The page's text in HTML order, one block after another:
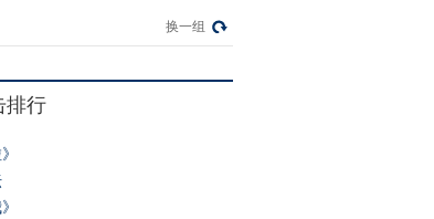
换一组
排行